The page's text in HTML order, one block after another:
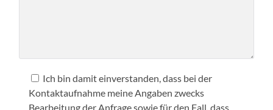
Ich bin damit einverstanden, dass bei der
Kontaktaufnahme meine Angaben zwecks
Bearbeitung der Anfrage sowie für den Fall, dass